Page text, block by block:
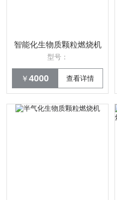
智能化生物质颗粒燃烧机
型号：
￥4000 查看详情